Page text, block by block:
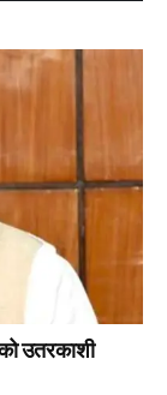
उतरकाशी